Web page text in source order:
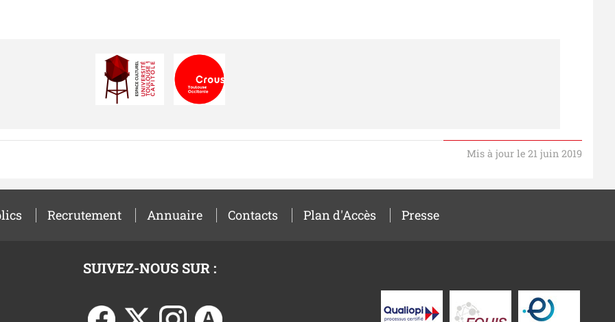
Mis à jour le 21 juin 2019
Recrutement Annuaire Contacts Plan d'Accès Presse
SUIVEZ-NOUS SUR :